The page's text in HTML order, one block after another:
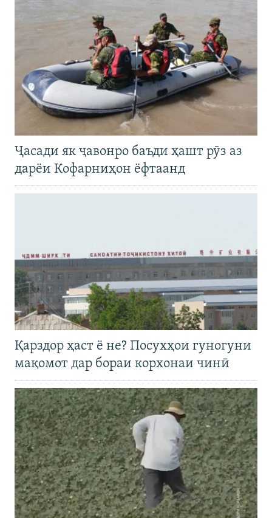
Ҷасади як ҷавонро баъди ҳашт рӯз аз
дарёи Кофарниҳон ёфтаанд
Қарздор ҳаст ё не? Посухҳои гуногуни
мақомот дар бораи корхонаи чинӣ